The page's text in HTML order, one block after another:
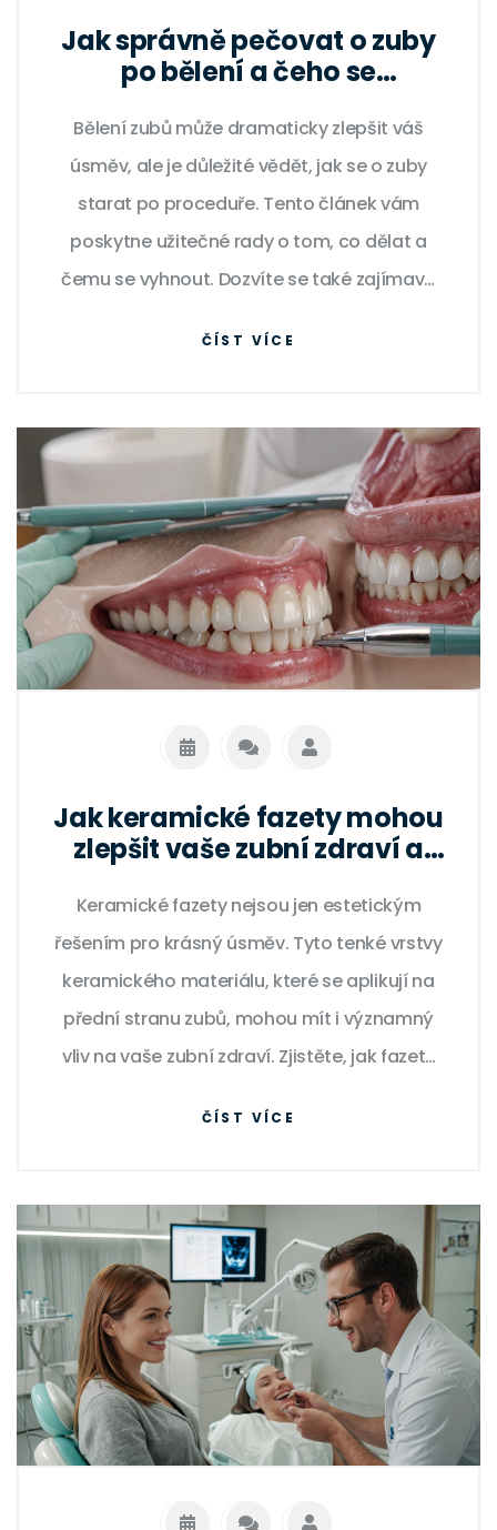
Jak správně pečovat o zuby
po bělení a čeho se
Bělení zubů může dramaticky zlepšit váš
úsměv, ale je důležité vědět, jak se o zuby
starat po proceduře. Tento článek vám
poskytne užitečné rady o tom, co dělat a
čemu se vyhnout. Dozvíte se také zajímavá
ČÍST VÍCE
Jak keramické fazety mohou
zlepšit vaše zubní zdraví a
Keramické fazety nejsou jen estetickým
řešením pro krásný úsměv. Tyto tenké vrstvy
keramického materiálu, které se aplikují na
přední stranu zubů, mohou mít i významný
vliv na vaše zubní zdraví. Zjistěte, jak fazety
nerovnosti a opotřebené zuby, a jaké výhody
ČÍST VÍCE